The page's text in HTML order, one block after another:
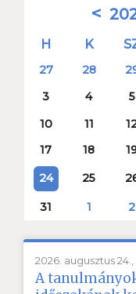
<
H K
27 28
3
4 5
10
11
17
18
24 25
31 1 2
2026. augusztus
A